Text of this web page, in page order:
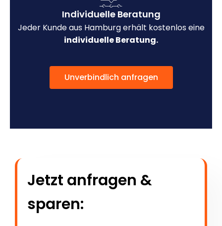
Individuelle Beratung
Jeder Kunde aus Hamburg erhält kostenlos eine
individuelle Beratung.
Unverbindlich anfragen
Jetzt anfragen &
sparen: